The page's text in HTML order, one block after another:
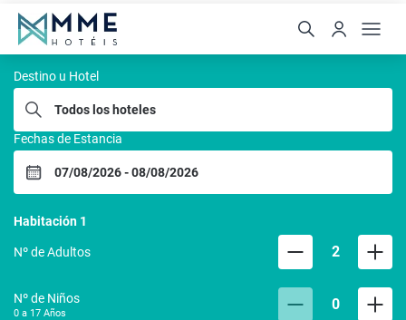
MME hoteis
Destino u Hotel
Fechas de Estancia
Habitación 1
Nº de Adultos 2
Nº de Niños
0 a 17 Años 0